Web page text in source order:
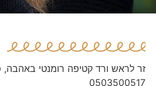
זר לראש ורד קטיפה רומנטי באהבה,
0503500517